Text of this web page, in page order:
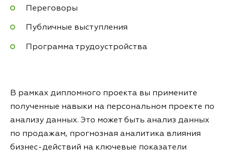
Переговоры
Публичные выступления
Программа трудоустройства
В рамках дипломного проекта вы примените
полученные навыки на персональном проекте по
анализу данных. Это может быть анализ данных
по продажам, прогнозная аналитика влияния
бизнес-действий на ключевые показатели